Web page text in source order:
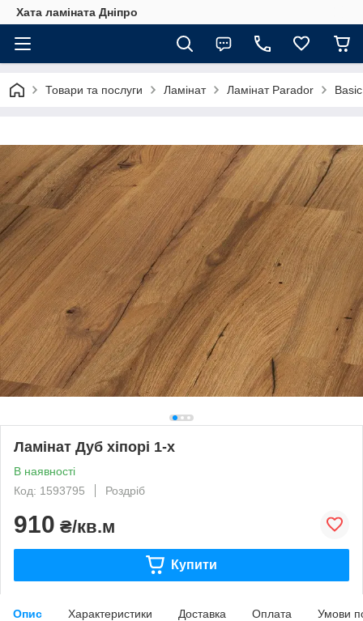
Хата ламіната Дніпро
Товари та послуги Ламінат Ламінат Parador
Ламінат Дуб хіпорі 1-х
В наявності
Код: 1593795
Роздріб
910 ₴/кв.м
Купити
Опис Характеристики Доставка Оплата Умови